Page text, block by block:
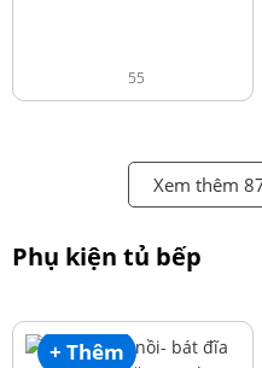
55
Xem thêm
Phụ kiện tủ bếp
+ Thêm